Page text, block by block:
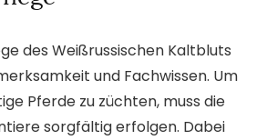
des Weißrussischen Kaltbluts
und Fachwissen. Um
Pferde zu züchten, muss die
sorgfältig erfolgen. Dabei